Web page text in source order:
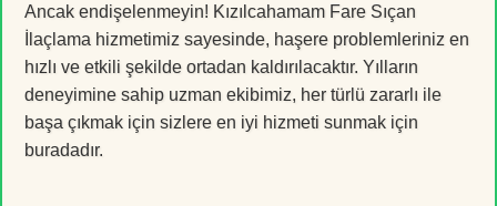
Ancak endişelenmeyin! Kızılcahamam Fare Sıçan
İlaçlama hizmetimiz sayesinde, haşere problemleriniz en
hızlı ve etkili şekilde ortadan kaldırılacaktır. Yılların
deneyimine sahip uzman ekibimiz, her türlü zararlı ile
başa çıkmak için sizlere en iyi hizmeti sunmak için
buradadır.